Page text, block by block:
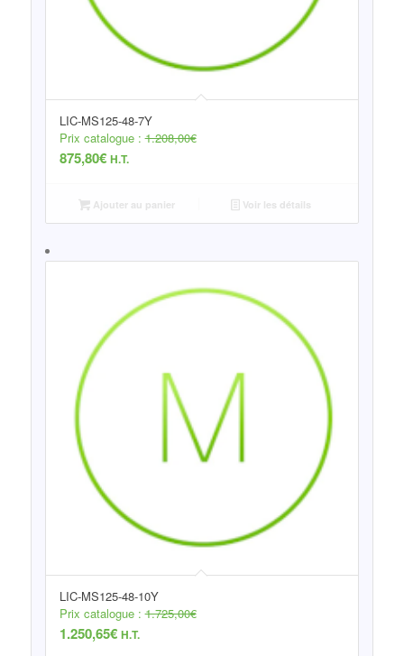
LIC-MS125-48-7Y
Prix catalogue :1.208,00€
875,80€ H.T.
Ajouter au panier Voir les détails
LIC-MS125-48-10Y
Prix catalogue :1.725,00€
1.250,65€ H.T.